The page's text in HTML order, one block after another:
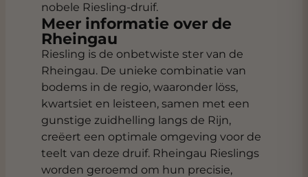
nobele Riesling-druif.
Meer informatie over de
Rheingau
Riesling is de onbetwiste ster van de
Rheingau. De unieke combinatie van
bodems in de regio, waaronder löss,
kwartsiet en leisteen, samen met een
gunstige zuidhelling langs de Rijn,
creëert een optimale omgeving voor de
teelt van deze druif. Rheingau Rieslings
worden geroemd om hun precisie,